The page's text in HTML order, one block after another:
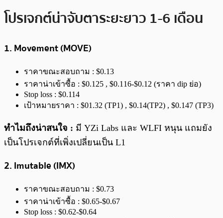
โปรเจกต์น่าจับตาระยะยาว 1-6 เดือน
1. Movement (MOVE)
ราคาขณะสอบถาม : $0.13
ราคาน่าเข้าซื้อ : $0.125 , $0.116-$0.12 (ราคา dip ย่อ)
Stop loss : $0.114
เป้าหมายราคา : $01.32 (TP1) , $0.14(TP2) , $0.147 (TP3)
ทำไมถึงน่าสนใจ : มี YZi Labs และ WLFI หนุน แถมยัง
เป็นโปรเจกต์ที่เพิ่งเปลี่ยนเป็น L1
2. Imutable (IMX)
ราคาขณะสอบถาม : $0.73
ราคาน่าเข้าซื้อ : $0.65-$0.67
Stop loss : $0.62-$0.64